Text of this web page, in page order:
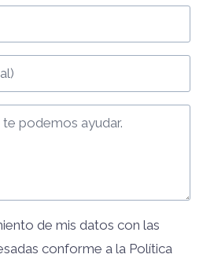
de mis datos con las
conforme a la Política